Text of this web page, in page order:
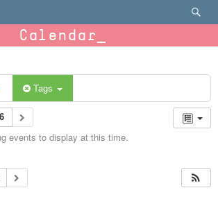
Calendar
Tags
events to display at this time.